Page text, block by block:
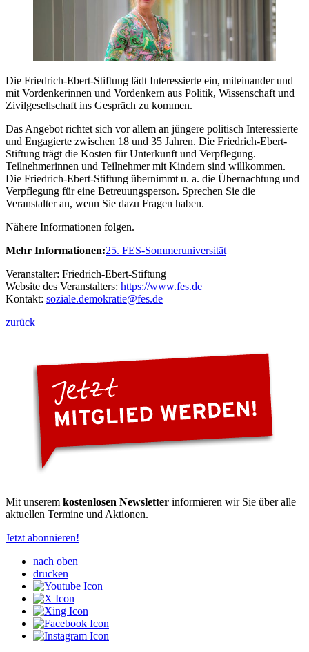
Die Friedrich-Ebert-Stiftung lädt Interessierte ein, miteinander und
mit Vordenkerinnen und Vordenkern aus Politik, Wissenschaft und
Zivilgesellschaft ins Gespräch zu kommen.
Das Angebot richtet sich vor allem an jüngere politisch Interessierte
und Engagierte zwischen 18 und 35 Jahren. Die Friedrich-Ebert-
Stiftung trägt die Kosten für Unterkunft und Verpflegung.
Teilnehmerinnen und Teilnehmer mit Kindern sind willkommen.
Die Friedrich-Ebert-Stiftung übernimmt u. a. die Übernachtung und
Verpflegung für eine Betreuungsperson. Sprechen Sie die
Veranstalter an, wenn Sie dazu Fragen haben.
Nähere Informationen folgen.
Mehr Informationen:25. FES-Sommeruniversität
Veranstalter: Friedrich-Ebert-Stiftung
Website des Veranstalters: https://www.fes.de
Kontakt: soziale.demokratie@fes.de
zurück
Mit unserem kostenlosen Newsletter informieren wir Sie über alle
aktuellen Termine und Aktionen.
Jetzt abonnieren!
nach oben
drucken